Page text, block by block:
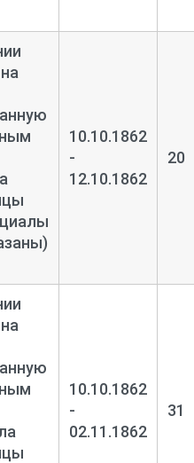
10.10.1862
-
12.10.1862
20
10.10.1862
-
02.11.1862
31